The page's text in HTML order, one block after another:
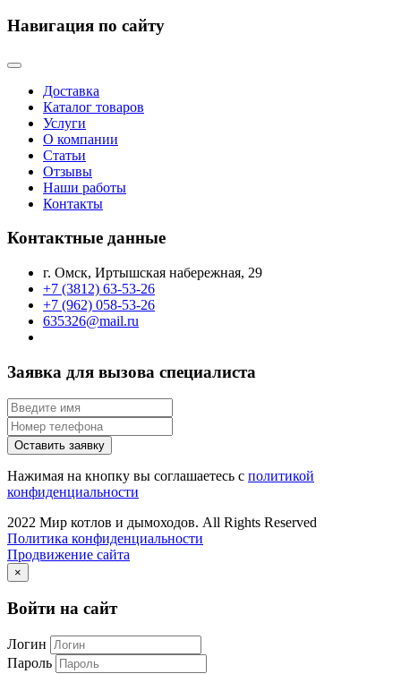
Навигация по сайту
Доставка
Каталог товаров
Услуги
О компании
Статьи
Отзывы
Наши работы
Контакты
Контактные данные
г. Омск, Иртышская набережная, 29
+7 (3812) 63-53-26
+7 (962) 058-53-26
635326@mail.ru
Заявка для вызова специалиста
Оставить заявку
Нажимая на кнопку вы соглашаетесь с политикой
конфиденциальности
2022 Мир котлов и дымоходов. All Rights Reserved
Политика конфиденциальности
Продвижение сайта
×
Войти на сайт
Логин
Пароль